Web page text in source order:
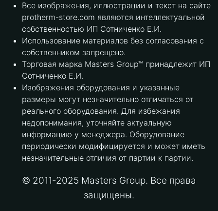
Все изображения, иллюстрации и текст на сайте
protherm-store.com являются интеллектуальной
собственностью ИП Сотниченко Е.И.
Использование материалов без согласования с
собственником запрещено.
Торговая марка Masters Group™ принадлежит ИП
Сотниченко Е.И.
Изображения оборудования и указанные
размеры могут незначительно отличаться от
реального оборудования. Для избежания
недопонимания, уточняйте актуальную
информацию у менеджера. Оборудование
периодически модифицируется и может иметь
незначительные отличия от партии к партии.
© 2011-2025 Masters Group. Все права
защищены.